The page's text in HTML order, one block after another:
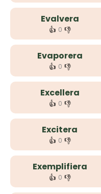
Evalvera
👍 0 👎
Evaporera
👍 0 👎
Excellera
👍 0 👎
Excitera
👍 0 👎
Exemplifiera
👍 0 👎